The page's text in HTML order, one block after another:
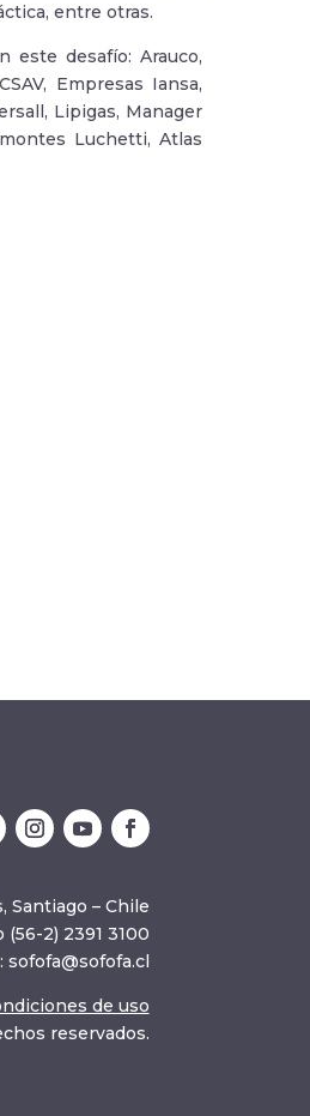
entre otras.
desafío: Arauco,
Empresas Iansa,
Lipigas, Manager
Luchetti, Atlas
Santiago – Chile
(56-2) 2391 3100
sofofa@sofofa.cl
de uso
reservados.